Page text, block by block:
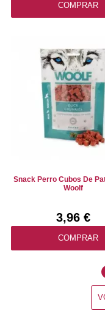
COMPRAR
Snack Perro Cubos De
Woolf
3,96 €
COMPRAR